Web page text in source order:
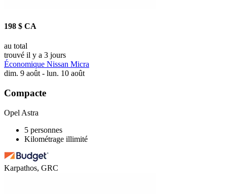
198 $ CA
au total
trouvé il y a 3 jours
Économique Nissan Micra
dim. 9 août - lun. 10 août
Compacte
Opel Astra
5 personnes
Kilométrage illimité
Karpathos, GRC